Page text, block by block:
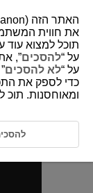
D180-042
מצב תריס
כאשר עליכם לצלם
את חווית
תוכל למצוא עוד
על “להסכים”,
על “לא להסכים
כדי לספק את
ומאוחסנות. תוכ